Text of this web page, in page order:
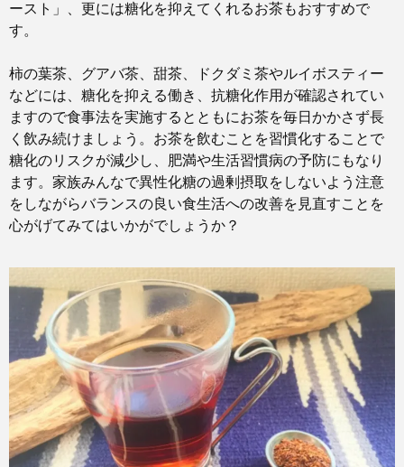
ースト」、更には糖化を抑えてくれるお茶もおすすめで
す。
柿の葉茶、グアバ茶、甜茶、ドクダミ茶やルイボスティー
などには、糖化を抑える働き、抗糖化作用が確認されてい
ますので食事法を実施するとともにお茶を毎日かかさず長
く飲み続けましょう。お茶を飲むことを習慣化することで
糖化のリスクが減少し、肥満や生活習慣病の予防にもなり
ます。家族みんなで異性化糖の過剰摂取をしないよう注意
をしながらバランスの良い食生活への改善を見直すことを
心がげてみてはいかがでしょうか？